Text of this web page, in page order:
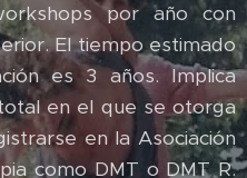
por año con
El tiempo estimado
es 3 años. Implica
en el que se otorga
en la Asociación
como DMT o DMT R.